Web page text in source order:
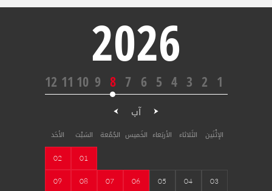
2026
1
2
3
4
5
6
7
8
9
10
11
12
آب
الإثْنَين الثَلاثاء الأربَعاء الخَميس الجُمُعة السَبْت الأحَد
01
02
03
04
05
06
07
08
09